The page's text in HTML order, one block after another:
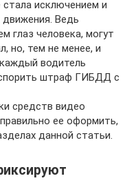
исключением и
Ведь
глаз человека, могут
но, тем не менее, и
водитель
штраф ГИБДД с
средств видео
ее оформить,
данной статьи.